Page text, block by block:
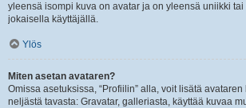
yleensä isompi kuva on avatar ja on yleensä uniikki
jokaisella käyttäjällä.
Ylös
Miten asetan avataren?
Omissa asetuksissa, “Profiilin” alla, voit lisätä
neljästä tavasta: Gravatar, galleriasta, käyttää kuvaa